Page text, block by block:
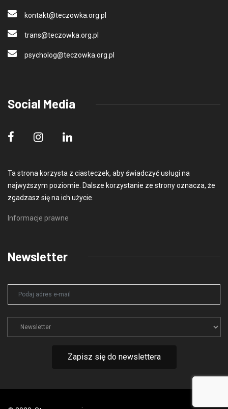
kontakt@teczowka.org.pl
trans@teczowka.org.pl
psycholog@teczowka.org.pl
Social Media
Ta strona korzysta z ciasteczek, aby świadczyć usługi na
najwyższym poziomie. Dalsze korzystanie ze strony oznacza, że
zgadzasz się na ich użycie.
Informacje prawne
Newsletter
Zapisz się do newslettera